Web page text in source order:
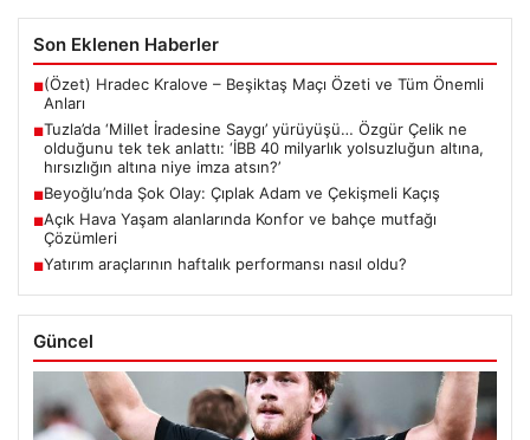
Son Eklenen Haberler
■(Özet) Hradec Kralove – Beşiktaş Maçı Özeti ve Tüm Önemli
Anları
■Tuzla’da ‘Millet İradesine Saygı’ yürüyüşü… Özgür Çelik ne
olduğunu tek tek anlattı: ‘İBB 40 milyarlık yolsuzluğun altına,
hırsızlığın altına niye imza atsın?’
■Beyoğlu’nda Şok Olay: Çıplak Adam ve Çekişmeli Kaçış
■Açık Hava Yaşam alanlarında Konfor ve bahçe mutfağı
Çözümleri
■Yatırım araçlarının haftalık performansı nasıl oldu?
Güncel